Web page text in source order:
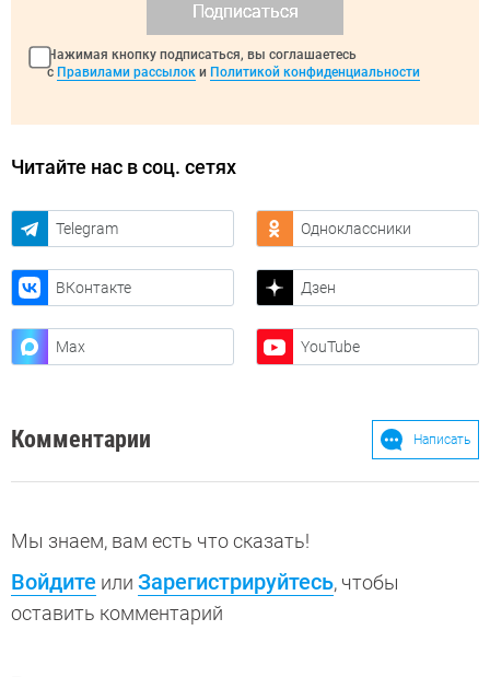
Подписаться
Нажимая кнопку подписаться, вы соглашаетесь
с Правилами рассылок и Политикой конфиденциальности
Читайте нас в соц. сетях
Telegram Одноклассники
ВКонтакте Дзен
Max YouTube
Комментарии Написать
Мы знаем, вам есть что сказать!
Войдите или Зарегистрируйтесь, чтобы
оставить комментарий